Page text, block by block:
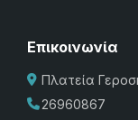
Επικοινωνία
Πλατεία
26960867